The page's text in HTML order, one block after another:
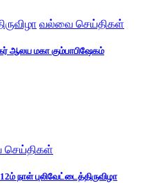
வல்வை செய்திகள்
ஆலய மகா கும்பாபிஷேகம்
நாள் புலிவேட்டைத்திருவிழா